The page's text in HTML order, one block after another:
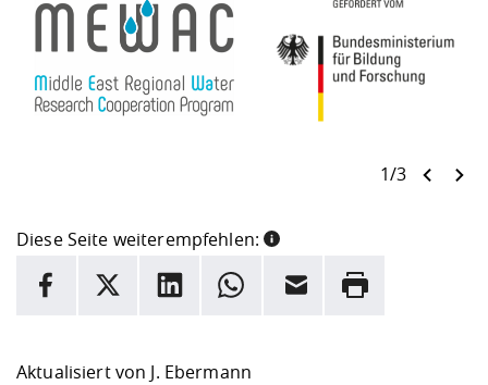
1/3
Diese Seite weiterempfehlen:
INFORMATION
Facebook
X LinkedInWhatsappE-Mail Drucken
Aktualisiert von J. Ebermann